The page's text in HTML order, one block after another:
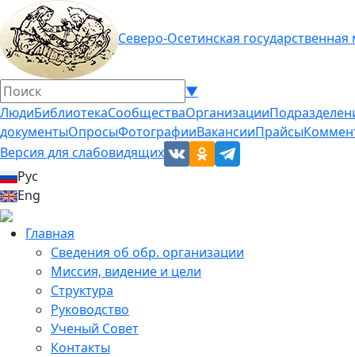
Северо-Осетинская
▼
ЛюдиБиблиотекаСообществаОрганизации
документыОпросыФотографииВакансииПрайсы
Версия для слабовидящих
Рус
Eng
Главная
Сведения об обр. организации
Миссия, видение и цели
Структура
Руководство
Ученый Совет
Контакты